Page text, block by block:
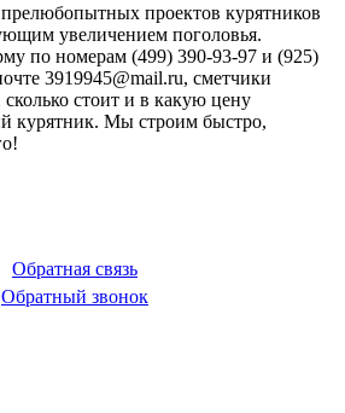
проектов курятников
увеличением поголовья.
по номерам (499) 390-93-97 и (925)
3919945@mail.ru, сметчики
стоит и в какую цену
курятник. Мы строим быстро,
Обратная связь
Обратный звонок